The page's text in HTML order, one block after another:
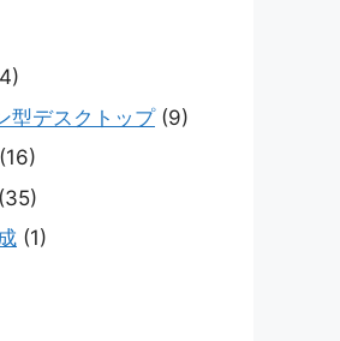
型デスクトップ(9)
(16)
(35)
(1)